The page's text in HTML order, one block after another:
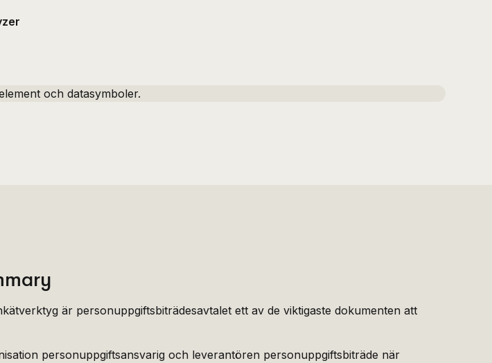
är personuppgiftsbiträdesavtalet ett av de viktigaste dokumenten att
personuppgiftsansvarig och leverantören personuppgiftsbiträde när